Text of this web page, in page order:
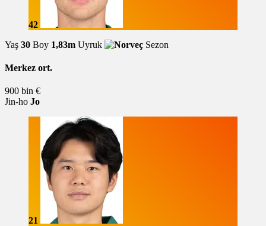
42
Yaş 30 Boy 1,83m Uyruk Sezon
Merkez ort.
900 bin €
Jin-ho Jo
21